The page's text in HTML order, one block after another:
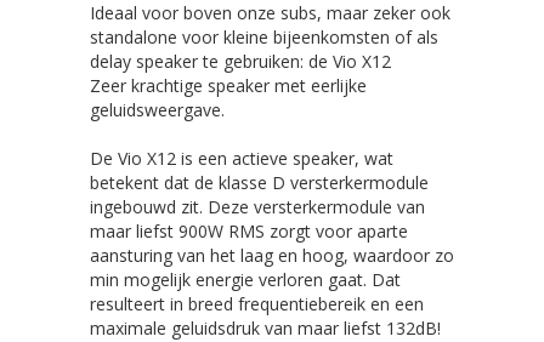
Ideaal voor boven onze subs, maar zeker ook
standalone voor kleine bijeenkomsten of als
delay speaker te gebruiken: de Vio X12
Zeer krachtige speaker met eerlijke
geluidsweergave.
De Vio X12 is een actieve speaker, wat
betekent dat de klasse D versterkermodule
ingebouwd zit. Deze versterkermodule van
maar liefst 900W RMS zorgt voor aparte
aansturing van het laag en hoog, waardoor zo
min mogelijk energie verloren gaat. Dat
resulteert in breed frequentiebereik en een
maximale geluidsdruk van maar liefst 132dB!